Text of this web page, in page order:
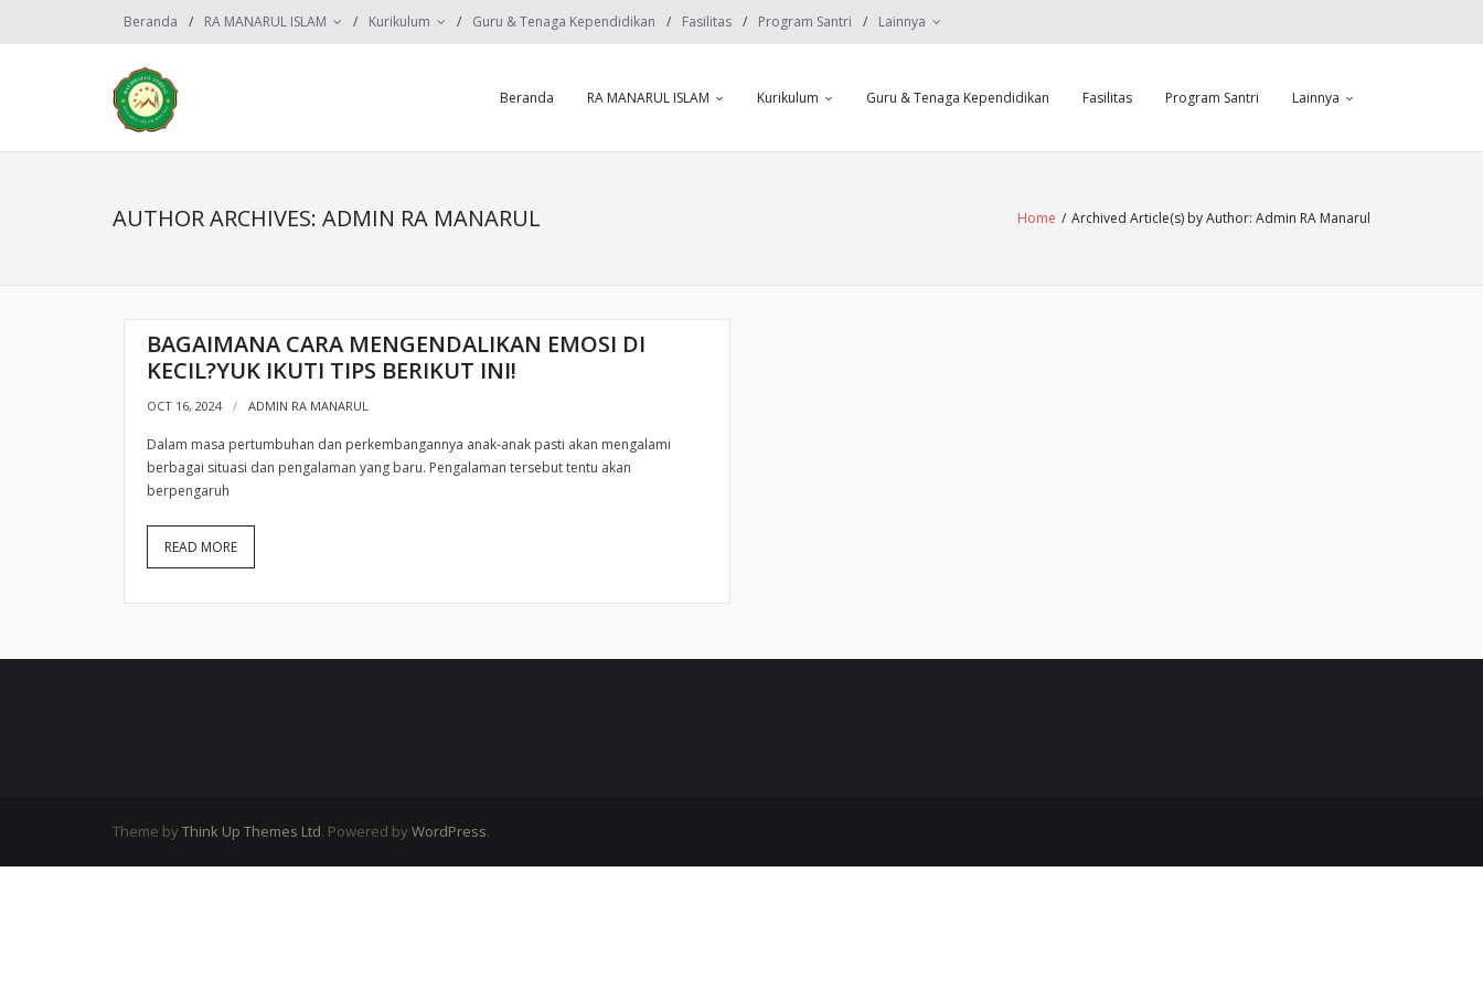
Beranda RA MANARUL ISLAM Kurikulum Guru & Tenaga Kependidikan Fasilitas Program Santri Lainnya
Beranda RA MANARUL ISLAM Kurikulum Guru & Tenaga Kependidikan Fasilitas Program Santri Lainnya
AUTHOR ARCHIVES: ADMIN RA MANARUL Home / Archived Article(s) by Author: Admin RA Manarul
BAGAIMANA CARA MENGENDALIKAN EMOSI DI
KECIL?YUK IKUTI TIPS BERIKUT INI!
OCT 16, 2024 ADMIN RA MANARUL
Dalam masa pertumbuhan dan perkembangannya anak-anak pasti akan mengalami
berbagai situasi dan pengalaman yang baru. Pengalaman tersebut tentu akan
berpengaruh
READ MORE
Theme by Think Up Themes Ltd. Powered by WordPress.